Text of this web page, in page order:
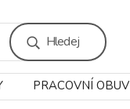
Hledej
PRACOVNÍ OBUV